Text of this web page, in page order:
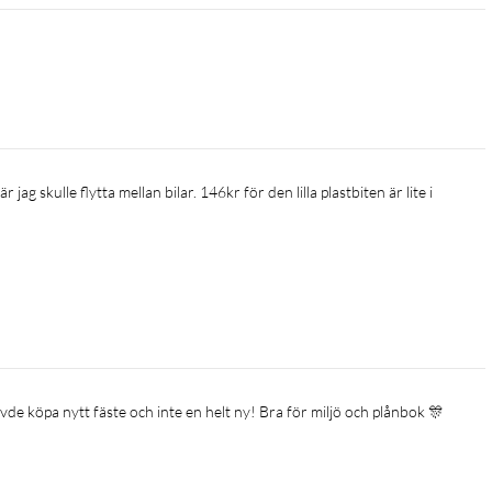
köpa nytt fäste och inte en helt ny! Bra för miljö och plånbok 🎊